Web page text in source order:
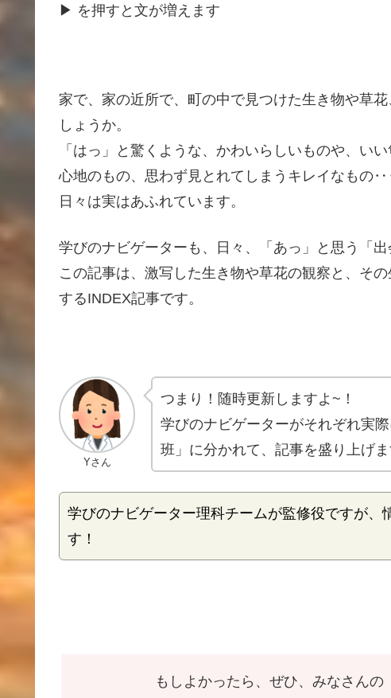
▶ を押すと文が増 えます
家で、家の近所で、町の中で見つけた生き物や草
しょうか。
「はっ」と驚くような、かわいらしいものや、い
心地のもの、思わず見とれてしまうキレイなもの
日々は実はあふれています。
学びのナビゲーターも、日々、「あっ」と思う「出
この記事は、 激写 した生き物や草花の観察 と、そ
するINDEX記事です。
Yさん
つまり！ 随時更新 しますよ~！
学びのナビゲーターがそれぞれ実際
班」に分かれて、記事を盛り上げま
学びのナビゲーター理科チームが監修役ですが、
す！
もしよかったら、ぜひ、みなさんの